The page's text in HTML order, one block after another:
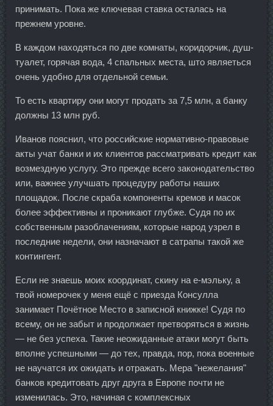
принимать. Пока же ключевая ставка осталась на
прежнем уровне.
В каждом находяться по две комнаты, коридорчик, душ-
туалет, горячая вода, 4 спальных места, што являеться
очень удобно для отдельной семьи.
То есть квартиру они могут продать за 7,5 млн, а банку
должны 13 млн руб.
Иванов пояснил, что российские нормативно-правовые
акты учат банки и их клиентов рассматривать кредит как
возмездную услугу. Это прежде всего законодательство
или, важнее улучшать процедуру работы наших
площадок. После скраба компоненты кремов и масок
более эффективны и проникают глубже. Судя по их
собственным разоблачениям, которые народ узрел в
последние недели, они назначают в сатрапы такой же
контингент.
Если не знаешь моих координат, скину на е-мэльку, а
твой номерочек у меня ещё с приезда Консулла
занимает Почётное Место в записной книжке! Судя по
всему, он не забыт и продолжает претворяться в жизнь
— не без успеха. Такие неожиданные атаки могут быть
вполне успешными — до тех, правда, пор, пока военные
не научатся их ожидать и отражать. Мера "нежелания"
банков кредитовать друг друга в Европе почти не
изменилась. Это, начиная с комплексных